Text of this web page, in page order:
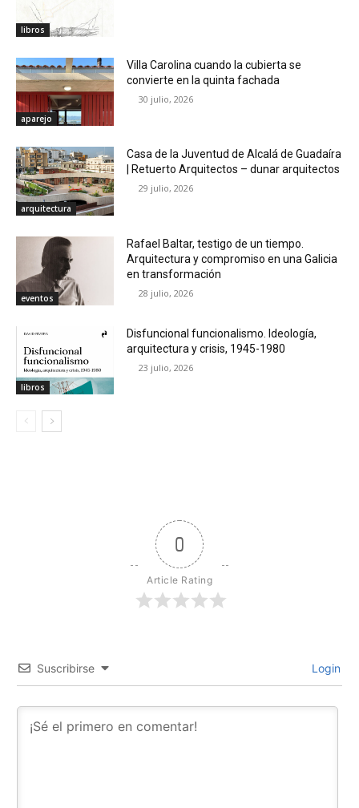
libros
aparejo
Villa Carolina cuando la cubierta se
convierte en la quinta fachada
30 julio, 2026
arquitectura
Casa de la Juventud de Alcalá de Guadaíra
| Retuerto Arquitectos – dunar arquitectos
29 julio, 2026
eventos
Rafael Baltar, testigo de un tiempo.
Arquitectura y compromiso en una Galicia
en transformación
28 julio, 2026
libros
Disfuncional funcionalismo. Ideología,
arquitectura y crisis, 1945-1980
23 julio, 2026
0
Article Rating
Suscribirse Login